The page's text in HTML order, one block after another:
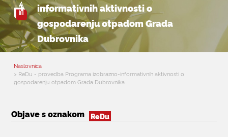
GRADONAČELNIK
GRADSKO VIJEĆE
UPRAVNA TIJELA
SAVJET MLADIH
MJESNA SAMOUPRAVA
ZA GRAĐANE
E-USLUGE
informativnih aktivnosti o
gospodarenju otpadom Grada
Dubrovnika
Naslovnica
> ReDu - provedba Programa izobrazno-informativnih aktivnosti o
gospodarenju otpadom Grada Dubrovnika
Objave s oznakom ReDu